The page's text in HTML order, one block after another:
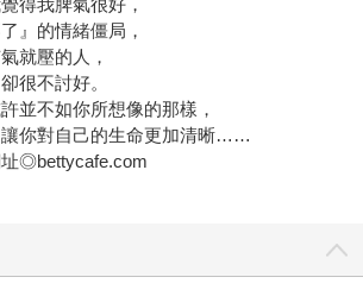
得我脾氣很好，
』的情緒僵局，
就壓的人，
很不討好。
並不如你所想像的那樣，
你對自己的生命更加清晰……
址◎bettycafe.com